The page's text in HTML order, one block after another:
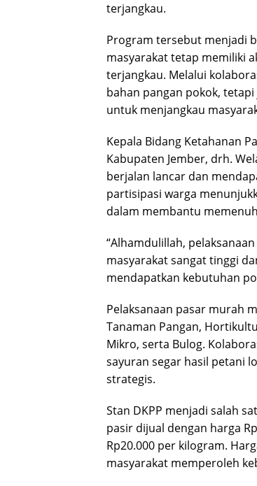
terjangkau.
Program tersebut menjadi
masyarakat tetap memiliki
terjangkau. Melalui
bahan pangan pokok,
untuk menjangkau
Kepala Bidang Ketahanan
Kabupaten Jember, drh.
berjalan lancar dan
partisipasi warga
dalam membantu
“Alhamdulillah,
masyarakat sangat tinggi
mendapatkan kebutuhan
Pelaksanaan pasar murah
Tanaman Pangan,
Mikro, serta Bulog.
sayuran segar hasil petani
strategis.
Stan DKPP menjadi salah
pasir dijual dengan harga
Rp20.000 per kilogram.
masyarakat memperoleh